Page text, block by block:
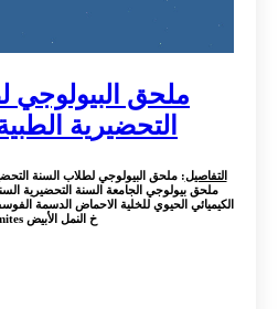
ملحق البيولوجي
التحضيرية
التفاصيل: ملحق البيولوجي لطلاب السنة
ملحق بيولوجي الجامعة السنة التحضيرية
الكيميائي الحيوي للخلية الاحماض الدسمة
خ النمل الأبيض Termites ...